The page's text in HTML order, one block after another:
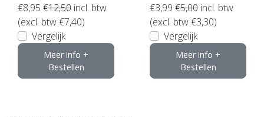
€8,95 €12,50 incl. btw
(excl. btw €7,40)
Vergelijk
Meer info +
Bestellen
€3,99 €5,00 incl. btw
(excl. btw €3,30)
Vergelijk
Meer info +
Bestellen